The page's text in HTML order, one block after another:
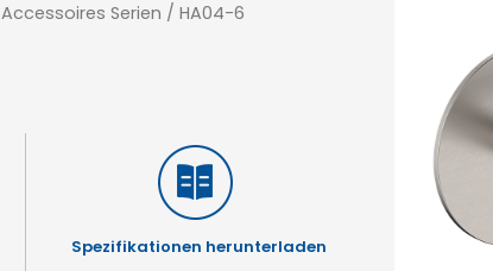
Accessoires Serien / HA04-6
Spezifikationen herunterladen